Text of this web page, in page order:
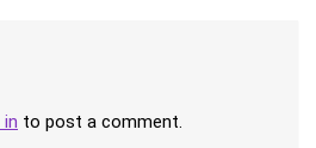
in to post a comment.